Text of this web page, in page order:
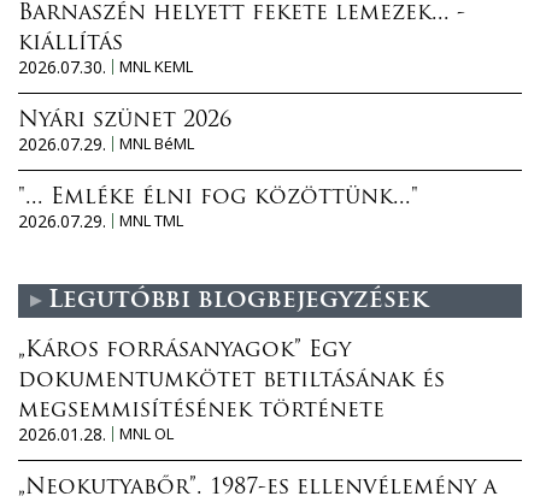
Barnaszén helyett fekete lemezek... -
kiállítás
2026.07.30.
MNL KEML
Nyári szünet 2026
2026.07.29.
MNL BéML
"... Emléke élni fog közöttünk..."
2026.07.29.
MNL TML
Legutóbbi blogbejegyzések
„Káros forrásanyagok” Egy
dokumentumkötet betiltásának és
megsemmisítésének története
2026.01.28.
MNL OL
„Neokutyabőr”. 1987-es ellenvélemény a